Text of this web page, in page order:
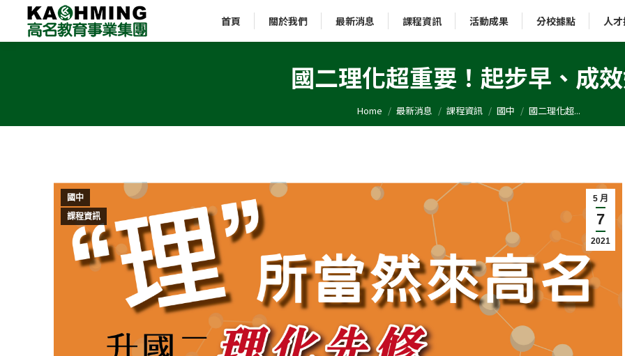
首頁 關於我們 最新消息 課程資訊 活動成果 分校據點 人
國二理化超重要！起步早、成
You are here:
Home 最新消息 課程資訊 國中 國二理化超...
5 月
7
2021
國中
課程資訊